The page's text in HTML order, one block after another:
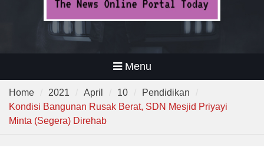
Menu
Home 2021 April 10
Pendidikan
Kondisi Bangunan Rusak Berat, SDN Mesjid Priyayi
Minta (Segera) Direhab